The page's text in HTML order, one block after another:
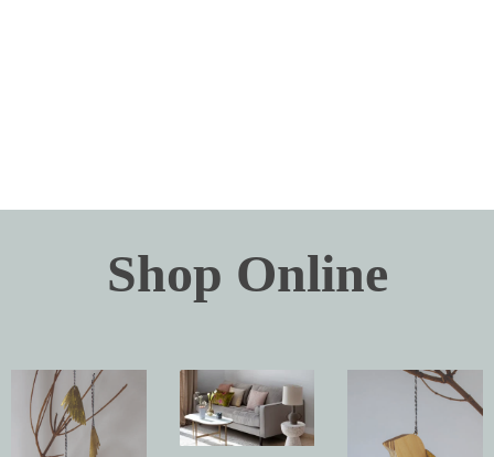
Shop Online